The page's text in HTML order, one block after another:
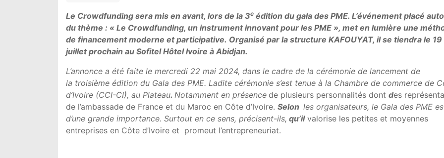
Le Crowdfunding sera mis en avant, lors de la 3e édition du gala des PME. L’événement placé
du thème : « Le Crowdfunding, un instrument innovant pour les PME », met en lumière une
de financement moderne et participative. Organisé par la structure KAFOUYAT, il se tiendra le 19
juillet prochain au Sofitel Hôtel Ivoire à Abidjan.
L’annonce a été faite le mercredi 22 mai 2024, dans le cadre de la cérémonie de lancement de
la troisième édition du Gala des PME. Ladite cérémonie s’est tenue à la Chambre de commerce de
d’Ivoire (CCI-CI), au Plateau. Notamment en présence de plusieurs personnalités dont des
de l’ambassade de France et du Maroc en Côte d’Ivoire. Selon les organisateurs, le Gala des PME
d’une grande importance. Surtout en ce sens, précisent-ils, qu’ilvalorise les petites et moyennes
entreprises en Côte d’Ivoire et promeut l’entrepreneuriat.